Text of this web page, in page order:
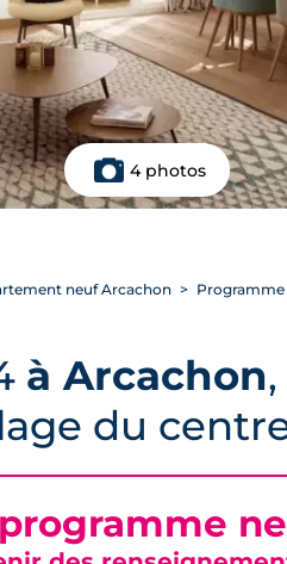
4 photos
neuf Arcachon
à Arcachon
du